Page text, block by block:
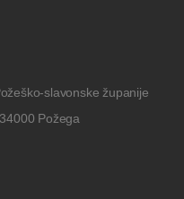
slavonske županije
Požega